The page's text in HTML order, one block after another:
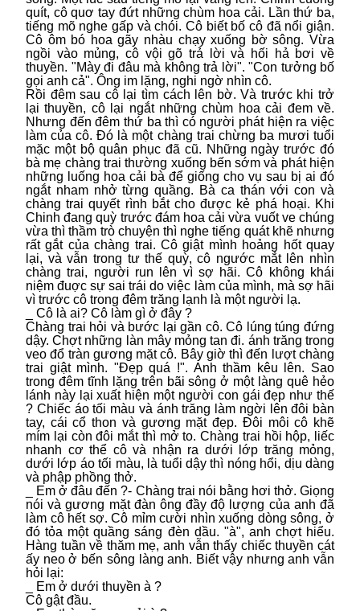
quít, cô quơ tay đứt những chùm hoa cải. Lần thứ ba,
tiếng mõ nghe gấp và chói. Cô biết bố cô đã nổi giận.
Cô ôm bó hoa gãy nhàu chạy xuống bờ sông. Vừa
ngồi vào mủng, cô vội gõ trả lời và hối hả bơi về
thuyền. "Mày đi đâu mà không trả lời". "Con tưởng bố
gọi anh cả". Ông im lặng, nghi ngờ nhìn cô.
Rồi đêm sau cô lại tìm cách lên bờ. Và trước khi trở
lại thuyền, cô lại ngắt những chùm hoa cải đem về.
Nhưng đến đêm thứ ba thì có người phát hiện ra việc
làm của cô. Đó là một chàng trai chừng ba mươi tuổi
mặc một bộ quân phục đã cũ. Những ngày trước đó
bà mẹ chàng trai thường xuống bến sớm và phát hiện
những luống hoa cải bà để giống cho vụ sau bị ai đó
ngắt nham nhở từng quầng. Bà ca thán với con và
chàng trai quyết rình bắt cho được kẻ phá hoại. Khi
Chinh đang quỳ trước đám hoa cải vừa vuốt ve chúng
vừa thì thầm trò chuyện thì nghe tiếng quát khẽ nhưng
rất gắt của chàng trai. Cô giật mình hoảng hốt quay
lại, và vẫn trong tư thế quỳ, cô ngước mắt lên nhìn
chàng trai, người run lên vì sợ hãi. Cô không khái
niệm đuợc sự sai trái do việc làm của mình, mà sợ hãi
vì trước cô trong đêm trăng lạnh là một người lạ.
_ Cô là ai? Cô làm gì ở đây ?
Chàng trai hỏi và bước lại gần cô. Cô lúng túng đứng
dậy. Chợt những làn mây mỏng tan đi. ánh trăng trong
veo đổ tràn gương mặt cô. Bây giờ thì đến lượt chàng
trai giật mình. "Đẹp quá !". Anh thầm kêu lên. Sao
trong đêm tĩnh lặng trên bãi sông ở một làng quê hẻo
lánh này lại xuất hiện một người con gái đẹp như thế
? Chiếc áo tối màu và ánh trăng làm ngời lên đôi bàn
tay, cái cổ thon và gương mặt đẹp. Đôi môi cô khẽ
mím lại còn đôi mắt thì mở to. Chàng trai hồi hộp, liếc
nhanh cơ thể cô và nhận ra dưới lớp trăng mỏng,
dưới lớp áo tối màu, là tuổi dậy thì nóng hổi, dịu dàng
và phập phồng thở.
_ Em ở đâu đến ?- Chàng trai nói bằng hơi thở. Giọng
nói và gương mặt đàn ông đầy độ lượng của anh đã
làm cô hết sợ. Cô mỉm cười nhìn xuống dòng sông, ở
đó tỏa một quầng sáng đèn dầu. "à", anh chợt hiểu.
Hàng tuần về thăm mẹ, anh vẫn thấy chiếc thuyền cát
ấy neo ở bến sông làng anh. Biết vậy nhưng anh vẫn
hỏi lại:
_ Em ở dưới thuyền à ?
Cô gật đầu.